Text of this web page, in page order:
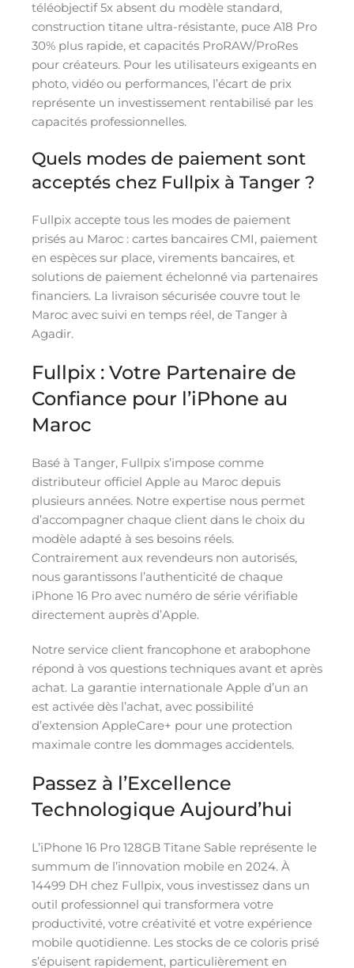
téléobjectif 5x absent du modèle standard,
construction titane ultra-résistante, puce A18 Pro
30% plus rapide, et capacités ProRAW/ProRes
pour créateurs. Pour les utilisateurs exigeants en
photo, vidéo ou performances, l’écart de prix
représente un investissement rentabilisé par les
capacités professionnelles.
Quels modes de paiement sont
acceptés chez Fullpix à Tanger ?
Fullpix accepte tous les modes de paiement
prisés au Maroc : cartes bancaires CMI, paiement
en espèces sur place, virements bancaires, et
solutions de paiement échelonné via partenaires
financiers. La livraison sécurisée couvre tout le
Maroc avec suivi en temps réel, de Tanger à
Agadir.
Fullpix : Votre Partenaire de
Confiance pour l’iPhone au
Maroc
Basé à Tanger, Fullpix s’impose comme
distributeur officiel Apple au Maroc depuis
plusieurs années. Notre expertise nous permet
d’accompagner chaque client dans le choix du
modèle adapté à ses besoins réels.
Contrairement aux revendeurs non autorisés,
nous garantissons l’authenticité de chaque
iPhone 16 Pro avec numéro de série vérifiable
directement auprès d’Apple.
Notre service client francophone et arabophone
répond à vos questions techniques avant et après
achat. La garantie internationale Apple d’un an
est activée dès l’achat, avec possibilité
d’extension AppleCare+ pour une protection
maximale contre les dommages accidentels.
Passez à l’Excellence
Technologique Aujourd’hui
L’iPhone 16 Pro 128GB Titane Sable représente le
summum de l’innovation mobile en 2024. À
14499 DH chez Fullpix, vous investissez dans un
outil professionnel qui transformera votre
productivité, votre créativité et votre expérience
mobile quotidienne. Les stocks de ce coloris prisé
s’épuisent rapidement, particulièrement en